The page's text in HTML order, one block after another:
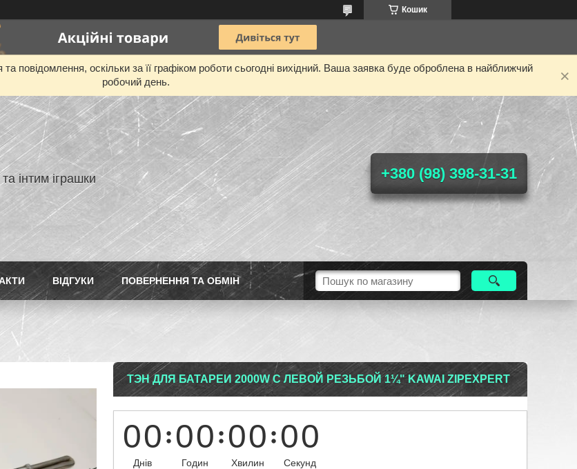
Кошик
повідомлення, оскільки за її графіком роботи сьогодні вихідний. Ваша заявка буде оброблена в найближчий
робочий день.
інтим іграшки +380 (98) 398-31-31
ВIДГУКИ ПОВЕРНЕННЯ ТА ОБМIН
ТЭН ДЛЯ БАТАРЕИ 2000W С ЛЕВОЙ РЕЗЬБОЙ 1¼" KAWAI ZIPEXPERT
00
Днів
00
Годин
00
Хвилин
00
Секунд